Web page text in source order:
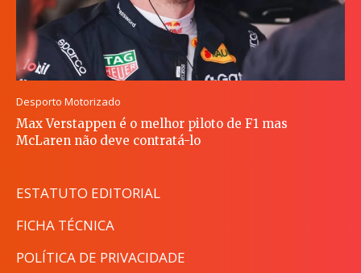
Desporto Motorizado
Max Verstappen é o melhor piloto de F1 mas
McLaren não deve contratá-lo
ESTATUTO EDITORIAL
FICHA TÉCNICA
POLÍTICA DE PRIVACIDADE